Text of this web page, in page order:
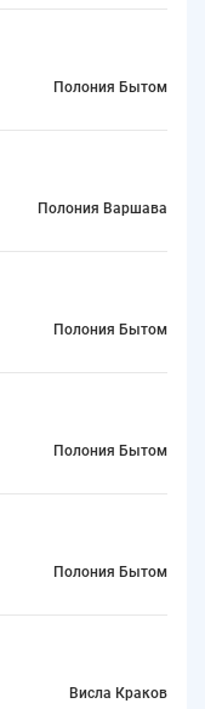
Полония Бытом
Полония Варшава
Полония Бытом
Полония Бытом
Полония Бытом
Висла Краков